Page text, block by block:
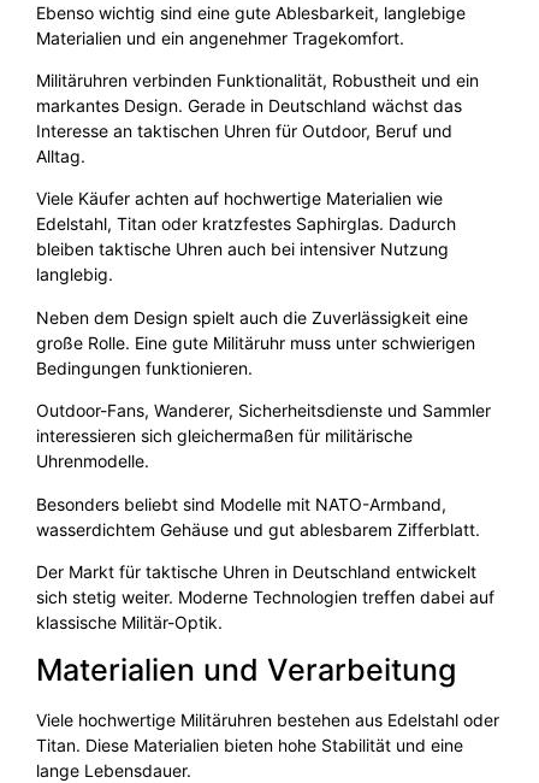
Ebenso wichtig sind eine gute Ablesbarkeit, langlebige
Materialien und ein angenehmer Tragekomfort.
Militäruhren verbinden Funktionalität, Robustheit und ein
markantes Design. Gerade in Deutschland wächst das
Interesse an taktischen Uhren für Outdoor, Beruf und
Alltag.
Viele Käufer achten auf hochwertige Materialien wie
Edelstahl, Titan oder kratzfestes Saphirglas. Dadurch
bleiben taktische Uhren auch bei intensiver Nutzung
langlebig.
Neben dem Design spielt auch die Zuverlässigkeit eine
große Rolle. Eine gute Militäruhr muss unter schwierigen
Bedingungen funktionieren.
Outdoor-Fans, Wanderer, Sicherheitsdienste und Sammler
interessieren sich gleichermaßen für militärische
Uhrenmodelle.
Besonders beliebt sind Modelle mit NATO-Armband,
wasserdichtem Gehäuse und gut ablesbarem Zifferblatt.
Der Markt für taktische Uhren in Deutschland entwickelt
sich stetig weiter. Moderne Technologien treffen dabei auf
klassische Militär-Optik.
Materialien und Verarbeitung
Viele hochwertige Militäruhren bestehen aus Edelstahl oder
Titan. Diese Materialien bieten hohe Stabilität und eine
lange Lebensdauer.